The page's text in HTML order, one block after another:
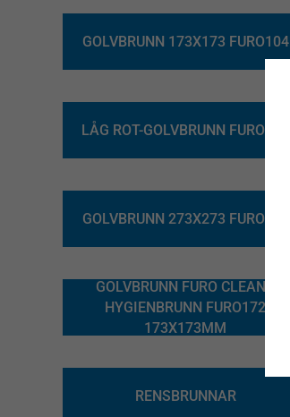
GOLVBRUNN 173X173 FURO104
LÅG ROT-GOLVBRUNN FURO123
GOLVBRUNN 273X273 FURO142
GOLVBRUNN FURO CLEAN™
HYGIENBRUNN FURO172
173X173MM
RENSBRUNNAR